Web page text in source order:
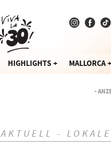
HIGHLIGHTS MALLORCA
-
AKTUELL -